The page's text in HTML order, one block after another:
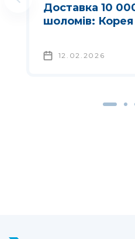
Доставка 10
шоломів: Корея
12.02.2026